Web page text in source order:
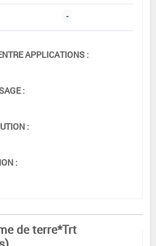
-
APPLICATIONS :
:
:
:
de terre*Trt